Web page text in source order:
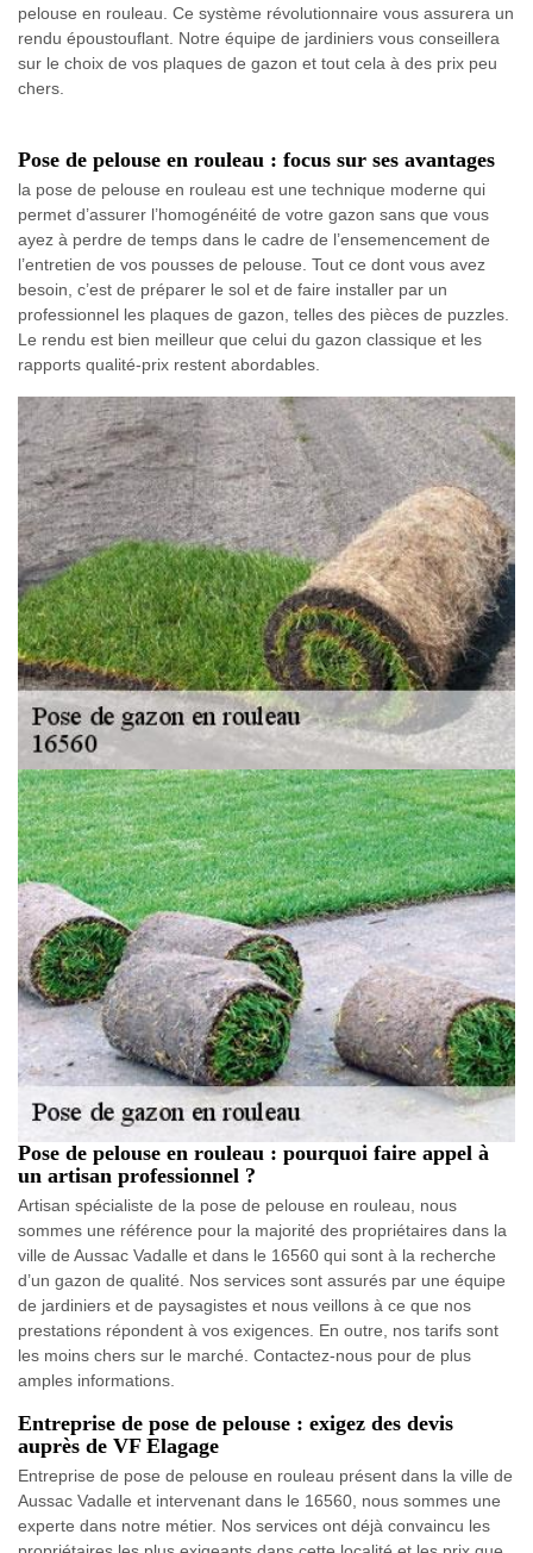
pelouse en rouleau. Ce système révolutionnaire vous assurera un
rendu époustouflant. Notre équipe de jardiniers vous conseillera
sur le choix de vos plaques de gazon et tout cela à des prix peu
chers.
Pose de pelouse en rouleau : focus sur ses avantages
la pose de pelouse en rouleau est une technique moderne qui
permet d’assurer l’homogénéité de votre gazon sans que vous
ayez à perdre de temps dans le cadre de l’ensemencement de
l’entretien de vos pousses de pelouse. Tout ce dont vous avez
besoin, c’est de préparer le sol et de faire installer par un
professionnel les plaques de gazon, telles des pièces de puzzles.
Le rendu est bien meilleur que celui du gazon classique et les
rapports qualité-prix restent abordables.
Pose de pelouse en rouleau : pourquoi faire appel à
un artisan professionnel ?
Artisan spécialiste de la pose de pelouse en rouleau, nous
sommes une référence pour la majorité des propriétaires dans la
ville de Aussac Vadalle et dans le 16560 qui sont à la recherche
d’un gazon de qualité. Nos services sont assurés par une équipe
de jardiniers et de paysagistes et nous veillons à ce que nos
prestations répondent à vos exigences. En outre, nos tarifs sont
les moins chers sur le marché. Contactez-nous pour de plus
amples informations.
Entreprise de pose de pelouse : exigez des devis
auprès de VF Elagage
Entreprise de pose de pelouse en rouleau présent dans la ville de
Aussac Vadalle et intervenant dans le 16560, nous sommes une
experte dans notre métier. Nos services ont déjà convaincu les